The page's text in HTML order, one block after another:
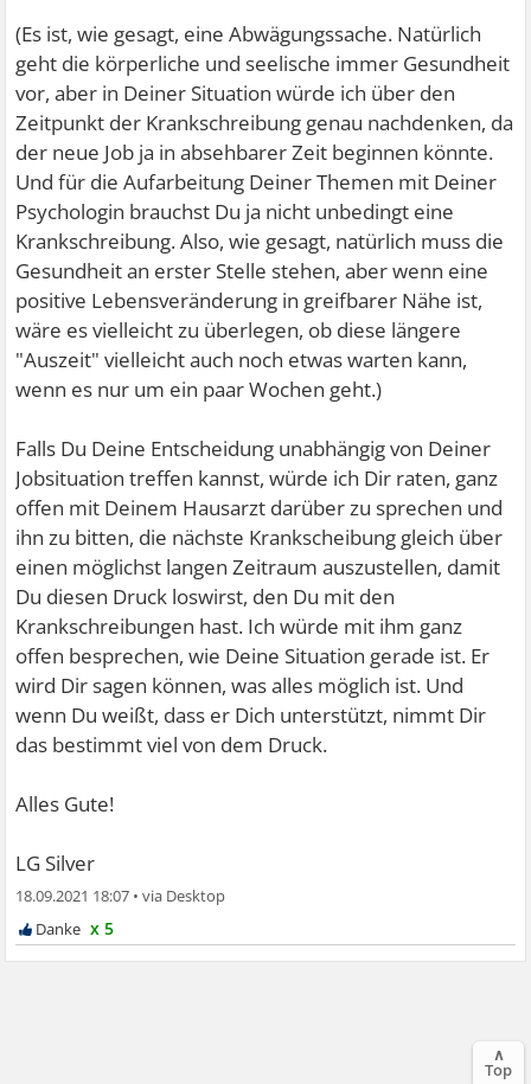
(Es ist, wie gesagt, eine Abwägungssache. Natürlich
geht die körperliche und seelische immer Gesundheit
vor, aber in Deiner Situation würde ich über den
Zeitpunkt der Krankschreibung genau nachdenken, da
der neue Job ja in absehbarer Zeit beginnen könnte.
Und für die Aufarbeitung Deiner Themen mit Deiner
Psychologin brauchst Du ja nicht unbedingt eine
Krankschreibung. Also, wie gesagt, natürlich muss die
Gesundheit an erster Stelle stehen, aber wenn eine
positive Lebensveränderung in greifbarer Nähe ist,
wäre es vielleicht zu überlegen, ob diese längere
"Auszeit" vielleicht auch noch etwas warten kann,
wenn es nur um ein paar Wochen geht.)
Falls Du Deine Entscheidung unabhängig von Deiner
Jobsituation treffen kannst, würde ich Dir raten, ganz
offen mit Deinem Hausarzt darüber zu sprechen und
ihn zu bitten, die nächste Krankscheibung gleich über
einen möglichst langen Zeitraum auszustellen, damit
Du diesen Druck loswirst, den Du mit den
Krankschreibungen hast. Ich würde mit ihm ganz
offen besprechen, wie Deine Situation gerade ist. Er
wird Dir sagen können, was alles möglich ist. Und
wenn Du weißt, dass er Dich unterstützt, nimmt Dir
das bestimmt viel von dem Druck.
Alles Gute!
LG Silver
18.09.2021 18:07 •
x 5
∧
Top